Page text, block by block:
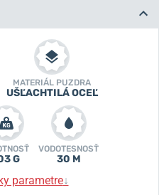
MATERIÁL PUZDRA
UŠĽACHTILÁ OCEĽ
G
VODOTESNOSŤ
30 M
parametre↓